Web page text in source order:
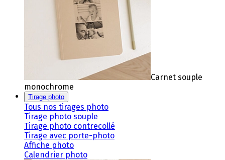
Carnet souple
monochrome
Tirage photo
Tous nos tirages photo
Tirage photo souple
Tirage photo contrecollé
Tirage avec porte-photo
Affiche photo
Calendrier photo